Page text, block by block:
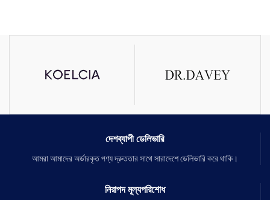
দেশব্যাপী ডেলিভারি
আমরা আমাদের অর্ডারকৃত পণ্য দ্রুততার সাথে সারাদেশে ডেলিভারি করে থাকি।
নিরাপদ মূল্যপরিশোধ